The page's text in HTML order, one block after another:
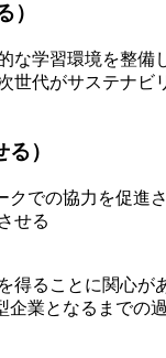
）
な学習環境を整備
世代がサステナビ
）
クでの協力を促進
せる
得ることに関心が
企業となるまでの